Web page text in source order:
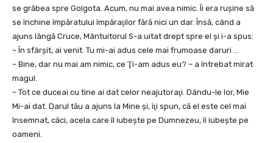
se grăbea spre Golgota. Acum, nu mai avea nimic. Îi era ruşine să
se închine împăratului împăraţilor fără nici un dar. Însă, când a
ajuns lângă Cruce, Mântuitorul S-a uitat drept spre el şi i-a spus:
– În sfârşit, ai venit. Tu mi-ai adus cele mai frumoase daruri …
– Bine, dar nu mai am nimic, ce Ţi-am adus eu? – a întrebat mirat
magul.
– Tot ce duceai cu tine ai dat celor neajutoraţi. Dându-le lor, Mie
Mi-ai dat. Darul tău a ajuns la Mine şi, îţi spun, că el este cel mai
însemnat, căci, acela care îl iubeşte pe Dumnezeu, îi iubeşte pe
oameni.